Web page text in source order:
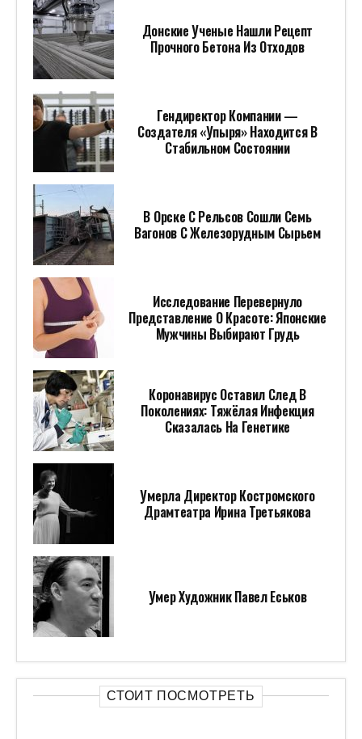
Донские Ученые Нашли Рецепт
Прочного Бетона Из Отходов
Гендиректор Компании —
Создателя «Упыря» Находится В
Стабильном Состоянии
В Орске С Рельсов Сошли Семь
Вагонов С Железорудным Сырьем
Исследование Перевернуло
Представление О Красоте: Японские
Мужчины Выбирают Грудь
Коронавирус Оставил След В
Поколениях: Тяжёлая Инфекция
Сказалась На Генетике
Умерла Директор Костромского
Драмтеатра Ирина Третьякова
Умер Художник Павел Еськов
СТОИТ ПОСМОТРЕТЬ